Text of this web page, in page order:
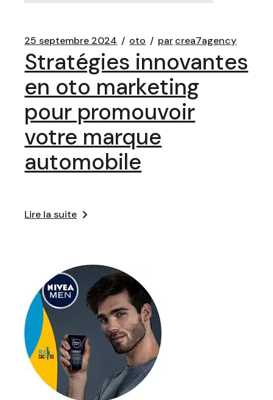
25 septembre 2024 oto parcrea7agency
Stratégies innovantes
en oto marketing
pour promouvoir
votre marque
automobile
Lire la suite